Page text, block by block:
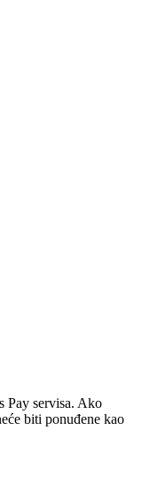
Pay servisa. Ako
biti ponuđene kao